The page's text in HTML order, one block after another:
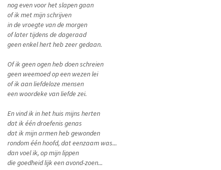
nog even voor het slapen gaan
of ik met mijn schrijven
in de vroegte van de morgen
of later tijdens de dageraad
geen enkel hert heb zeer gedaan.
Of ik geen ogen heb doen schreien
geen weemoed op een wezen lei
of ik aan liefdeloze mensen
een woordeke van liefde zei.
En vind ik in het huis mijns herten
dat ik één droefenis genas
dat ik mijn armen heb gewonden
rondom één hoofd, dat eenzaam was...
dan voel ik, op mijn lippen
die goedheid lijk een avond-zoen...